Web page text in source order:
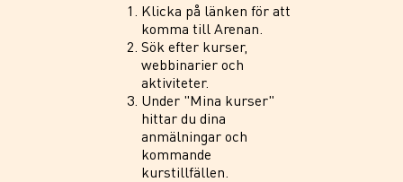
Klicka på länken för att
komma till Arenan.
Sök efter kurser,
webbinarier och
aktiviteter.
Under "Mina kurser"
hittar du dina
anmälningar och
kommande
kurstillfällen.